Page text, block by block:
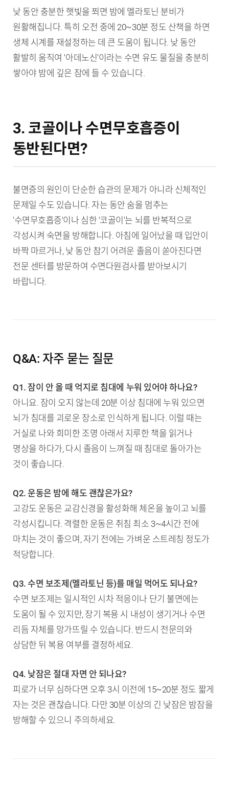
낮 동안 충분한 햇빛을 쬐면 밤에 멜라토닌 분비가
원활해집니다. 특히 오전 중에 20~30분 정도 산책을 하면
생체 시계를 재설정하는 데 큰 도움이 됩니다. 낮 동안
활발히 움직여 '아데노신'이라는 수면 유도 물질을 충분히
쌓아야 밤에 깊은 잠에 들 수 있습니다.
3. 코골이나 수면무호흡증이
동반된다면?
불면증의 원인이 단순한 습관의 문제가 아니라 신체적인
문제일 수도 있습니다. 자는 동안 숨을 멈추는
'수면무호흡증'이나 심한 '코골이'는 뇌를 반복적으로
각성시켜 숙면을 방해합니다. 아침에 일어났을 때 입안이
바짝 마르거나, 낮 동안 참기 어려운 졸음이 쏟아진다면
전문 센터를 방문하여 수면다원검사를 받아보시기
바랍니다.
Q&A: 자주 묻는 질문
Q1. 잠이 안 올 때 억지로 침대에 누워 있어야 하나요?
아니요. 잠이 오지 않는데 20분 이상 침대에 누워 있으면
뇌가 침대를 괴로운 장소로 인식하게 됩니다. 이럴 때는
거실로 나와 희미한 조명 아래서 지루한 책을 읽거나
명상을 하다가, 다시 졸음이 느껴질 때 침대로 돌아가는
것이 좋습니다.
Q2. 운동은 밤에 해도 괜찮은가요?
고강도 운동은 교감신경을 활성화해 체온을 높이고 뇌를
각성시킵니다. 격렬한 운동은 취침 최소 3~4시간 전에
마치는 것이 좋으며, 자기 전에는 가벼운 스트레칭 정도가
적당합니다.
Q3. 수면 보조제(멜라토닌 등)를 매일 먹어도 되나요?
수면 보조제는 일시적인 시차 적응이나 단기 불면에는
도움이 될 수 있지만, 장기 복용 시 내성이 생기거나 수면
리듬 자체를 망가뜨릴 수 있습니다. 반드시 전문의와
상담한 뒤 복용 여부를 결정하세요.
Q4. 낮잠은 절대 자면 안 되나요?
피로가 너무 심하다면 오후 3시 이전에 15~20분 정도 짧게
자는 것은 괜찮습니다. 다만 30분 이상의 긴 낮잠은 밤잠을
방해할 수 있으니 주의하세요.